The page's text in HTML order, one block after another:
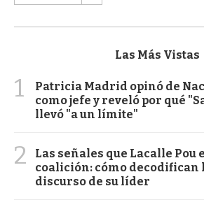
Las Más Vistas
1
Patricia Madrid opinó de
como jefe y reveló por qué
llevó "a un límite"
2
Las señales que Lacalle Pou
coalición: cómo decodifican
discurso de su líder